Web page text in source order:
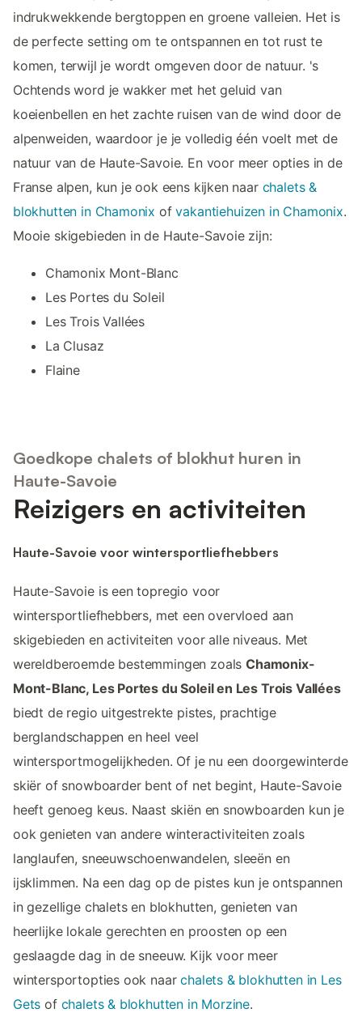
indrukwekkende bergtoppen en groene valleien. Het is
de perfecte setting om te ontspannen en tot rust te
komen, terwijl je wordt omgeven door de natuur. 's
Ochtends word je wakker met het geluid van
koeienbellen en het zachte ruisen van de wind door de
alpenweiden, waardoor je je volledig één voelt met de
natuur van de Haute-Savoie. En voor meer opties in de
Franse alpen, kun je ook eens kijken naar chalets &
blokhutten in Chamonix ofvakantiehuizen in Chamonix.
Mooie skigebieden in de Haute-Savoie zijn:
Chamonix Mont-Blanc
Les Portes du Soleil
Les Trois Vallées
La Clusaz
Flaine
Goedkope chalets of blokhut huren in
Haute-Savoie
Reizigers en activiteiten
Haute-Savoie voor wintersportliefhebbers
Haute-Savoie is een topregio voor
wintersportliefhebbers, met een overvloed aan
skigebieden en activiteiten voor alle niveaus. Met
wereldberoemde bestemmingen zoalsChamonix-
Mont-Blanc, Les Portes du Soleil en Les Trois Vallées
biedt de regio uitgestrekte pistes, prachtige
berglandschappen en heel veel
wintersportmogelijkheden. Of je nu een doorgewinterde
skiër of snowboarder bent of net begint, Haute-Savoie
heeft genoeg keus. Naast skiën en snowboarden kun je
ook genieten van andere winteractiviteiten zoals
langlaufen, sneeuwschoenwandelen, sleeën en
ijsklimmen. Na een dag op de pistes kun je ontspannen
in gezellige chalets en blokhutten, genieten van
heerlijke lokale gerechten en proosten op een
geslaagde dag in de sneeuw. Kijk voor meer
wintersportopties ook naarchalets & blokhutten in Les
Gets of chalets & blokhutten in Morzine.